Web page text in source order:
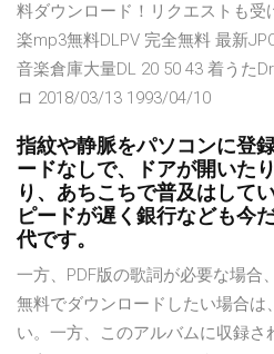
料ダウンロード！リクエストも受
楽mp3無料DLPV 完全無料 最新
音楽倉庫大量DL 20 50 43 着うた
ロ 2018/03/13 1993/04/10
指紋や静脈をパソコンに登
ードなしで、ドアが開いた
り、あちこちで普及はして
ピードが遅く銀行なども今
代です。
一方、PDF版の歌詞が必要な場合
無料でダウンロードしたい場合は
い。一方、このアルバムに収録さ